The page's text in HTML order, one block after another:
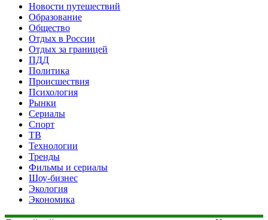
Новости путешествий
Образование
Общество
Отдых в России
Отдых за границей
ПДД
Политика
Происшествия
Психология
Рынки
Сериалы
Спорт
ТВ
Технологии
Тренды
Фильмы и сериалы
Шоу-бизнес
Экология
Экономика